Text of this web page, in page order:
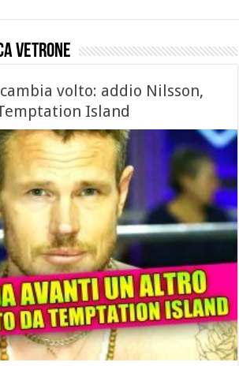
Vetrone
volto: addio Nilsson,
Island